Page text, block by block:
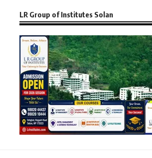
LR Group of Institutes Solan